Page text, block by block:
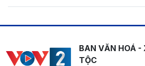
BAN VĂN HOÁ -
TỘC